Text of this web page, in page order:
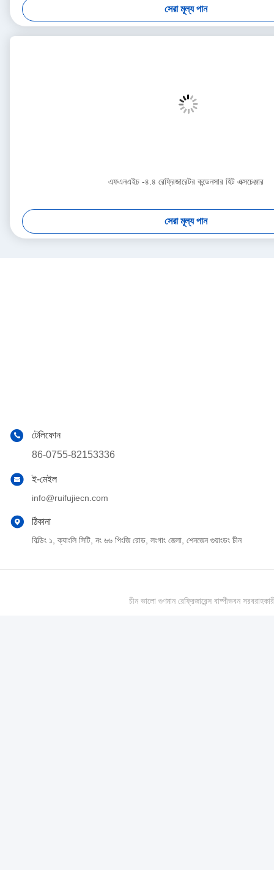
সেরা মূল্য পান
এফএনএইচ -৪.৪ রেফ্রিজারেটর কন্ডেনসার হিট এক্সচেঞ্জার
সেরা মূল্য পান
টেলিফোন
86-0755-82153336
ই-মেইল
info@ruifujiecn.com
ঠিকানা
বিল্ডিং ১, ক্যাংলি সিটি, নং ৬৬ পিংজি রোড, লংগাং জেলা, শেনজেন গুয়াংডং চীন
চীন ভালো গুণমান রেফ্রিজারেন্স বাষ্পীভবন